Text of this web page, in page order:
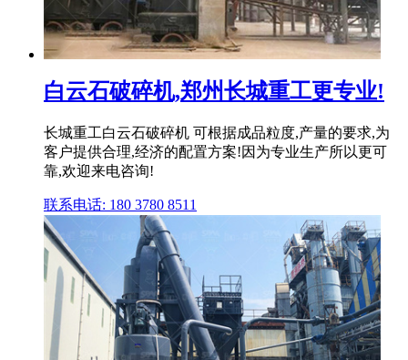
白云石破碎机,郑州长城重工更专业!
长城重工白云石破碎机 可根据成品粒度,产量的要求,为
客户提供合理,经济的配置方案!因为专业生产所以更可
靠,欢迎来电咨询!
联系电话: 180 3780 8511